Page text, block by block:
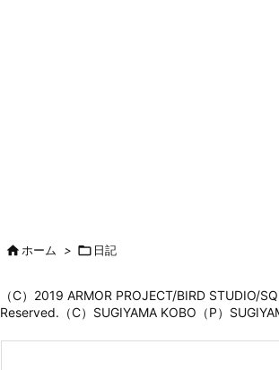
ホーム >  日記
（C）2019 ARMOR PROJECT/BIRD STUDIO/
Reserved.（C）SUGIYAMA KOBO（P）